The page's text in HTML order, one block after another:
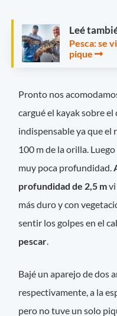
Leé
Pesca: se
pique
Pronto nos
cargué el kayak sobre
indispensable ya que el
100 m de la orilla.
muy poca profundidad.
profundidad de 2,5 m
más duro y con
sentir los golpes en el
pescar
Bajé un aparejo de dos
respectivamente, a la
pero no tuve un solo